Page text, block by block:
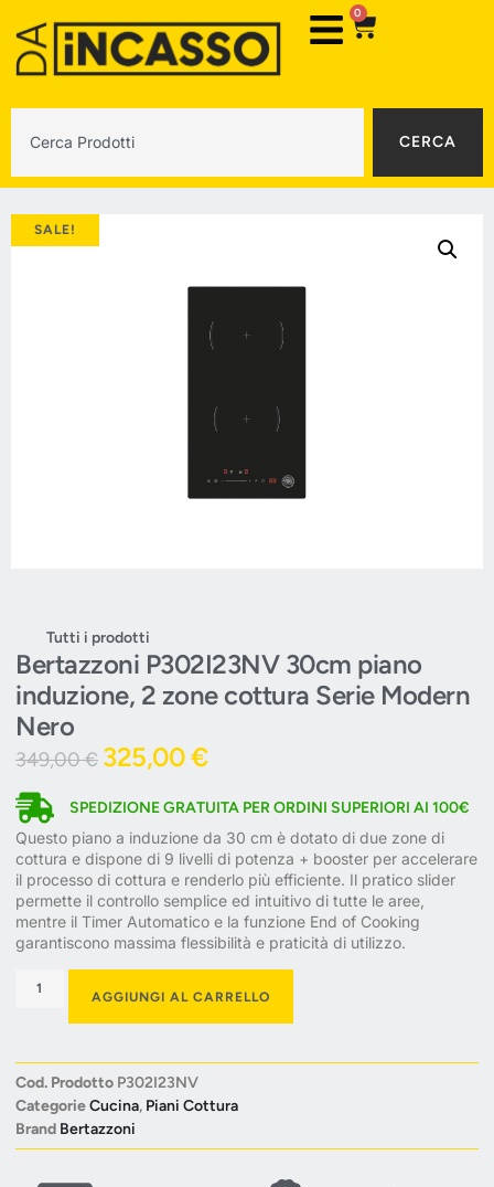
0
CERCA
SALE!
Tutti i prodotti
Bertazzoni P302I23NV 30cm piano
induzione, 2 zone cottura Serie Modern
Nero
349,00€ 325,00€
SPEDIZIONE GRATUITA PER ORDINI SUPERIORI AI 100€
Questo piano a induzione da 30 cm è dotato di due zone di
cottura e dispone di 9 livelli di potenza + booster per accelerare
il processo di cottura e renderlo più efficiente. Il pratico slider
permette il controllo semplice ed intuitivo di tutte le aree,
mentre il Timer Automatico e la funzione End of Cooking
garantiscono massima flessibilità e praticità di utilizzo.
AGGIUNGI AL CARRELLO
Cod. Prodotto P302I23NV
CategorieCucina, Piani Cottura
Brand Bertazzoni